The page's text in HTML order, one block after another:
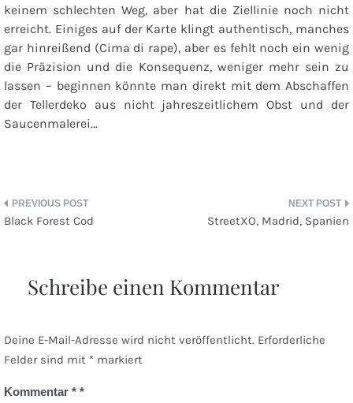
keinem schlechten Weg, aber hat die Ziellinie noch nicht
erreicht. Einiges auf der Karte klingt authentisch, manches
gar hinreißend (Cima di rape), aber es fehlt noch ein wenig
die Präzision und die Konsequenz, weniger mehr sein zu
lassen – beginnen könnte man direkt mit dem Abschaffen
der Tellerdeko aus nicht jahreszeitlichem Obst und der
Saucenmalerei…
Beitragsnavigation
Black Forest Cod StreetXO, Madrid, Spanien
Schreibe einen Kommentar
Deine E-Mail-Adresse wird nicht veröffentlicht. Erforderliche
Felder sind mit * markiert
Kommentar *